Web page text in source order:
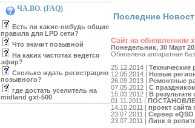
ЧА.ВО. (FAQ)
Есть ли какие-нибудь общие
правила для LPD сети?
Что значит позывной
На каких частотах ведётся
эфир?
Сколько ждать регистрацию
позывного?
где достать уселитель на
midland gxt-500
Последние
Сайт на обновленном
Понедельник, 30 Март
Обновлена аппаратная
25.12.2014 | Технические
12.05.2014 | Новые
26.09.2013 | Ремонтные
07.05.2012 | С
15.03.2012 | В
01.11.2011 |
14.10.2011 | проект сайта
23.07.2011 | Сервер eQSO
23.07.2011 | Линк в